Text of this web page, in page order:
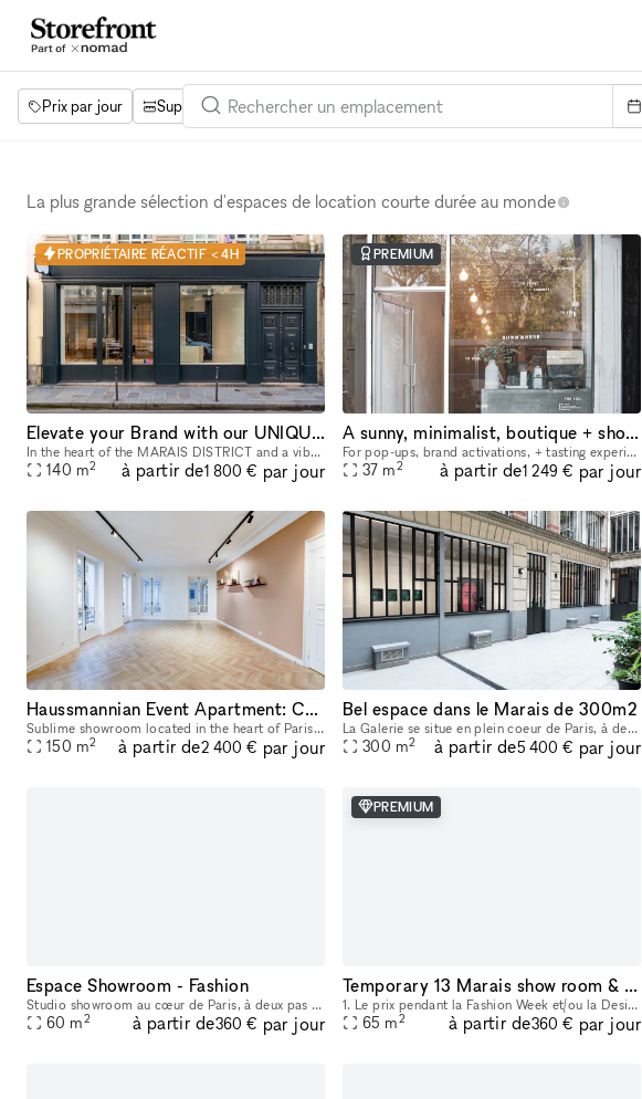
Prix par jour Superficie Projets Équipements
La plus grande sélection d'espaces de location courte durée au monde
PROPRIÉTAIRE RÉACTIF < 4H
Elevate your Brand with our UNIQUE POP UP SPACE in PARIS Marais
In the heart of the MARAIS DISTRICT and a vibrant neighborhood, our space provides you with an outstanding FRONTAGE, VOLUME and ARCHITECTURE. The location is very interesting as it is on a real sho
140 m2 à partir de1 800 € par jour
PREMIUM
A sunny, minimalist, boutique + showroom in the heart of the Lower East Side, Manhattan
For pop-ups, brand activations, + tasting experiences. If you're a brand that is looking to showcase your products, we have the perfect place for you. Our sustainably designed 'pop up space' is ide
37 m2 à partir de1 249 € par jour
Haussmannian Event Apartment: Corporate Seminars, Conferences, Showrooms...
Sublime showroom located in the heart of Paris, near the Montorgueil and Marais districts. Imbued with typical Parisian charm, the showroom offers an incomparable showcase. You can rent it to highlig
150 m2 à partir de2 400 € par jour
Bel espace dans le Marais de 300m2
La Galerie se situe en plein coeur de Paris, à deux pas du Centre Pompidou et de la rue des Archives. Cet espace de 300m2 a été entièrement rénové en 2022 afin d’acceuillir un nouvel espace d’exposit
300 m2 à partir de5 400 € par jour
Espace Showroom - Fashion
Studio showroom au cœur de Paris, à deux pas du Marais, situé au 17 rue de Nice. Cet espace au charme typiquement parisien est idéal pour les showrooms, présentations de collections, pop-ups et événe
60 m2 à partir de360 € par jour
PREMIUM
Temporary 13 Marais show room & pop up
1. Le prix pendant la Fashion Week et/ou la Design Week est de 1875 € par jour et 11 250 € par semaine. Profitez de notre espace polyvalent idéal pour les showrooms de mode, les produits de luxe, les
65 m2 à partir de360 € par jour